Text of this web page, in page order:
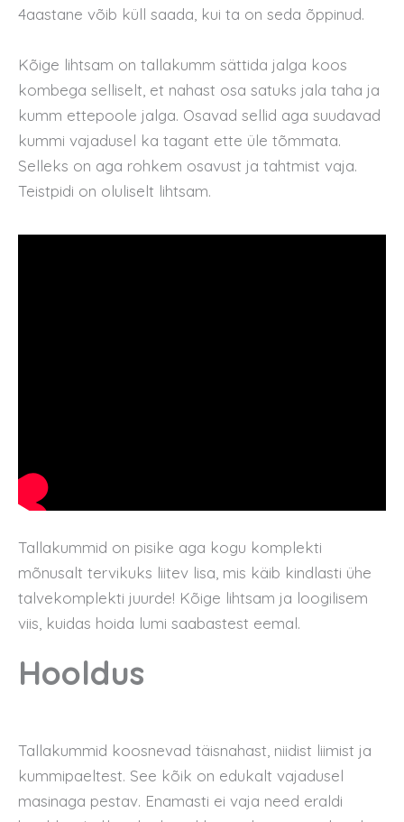
4aastane võib küll saada, kui ta on seda õppinud.
Kõige lihtsam on tallakumm sättida jalga koos
kombega selliselt, et nahast osa satuks jala taha ja
kumm ettepoole jalga. Osavad sellid aga suudavad
kummi vajadusel ka tagant ette üle tõmmata.
Selleks on aga rohkem osavust ja tahtmist vaja.
Teistpidi on oluliselt lihtsam.
Tallakummid on pisike aga kogu komplekti
mõnusalt tervikuks liitev lisa, mis käib kindlasti ühe
talvekomplekti juurde! Kõige lihtsam ja loogilisem
viis, kuidas hoida lumi saabastest eemal.
Hooldus
Tallakummid koosnevad täisnahast, niidist liimist ja
kummipaeltest. See kõik on edukalt vajadusel
masinaga pestav. Enamasti ei vaja need eraldi